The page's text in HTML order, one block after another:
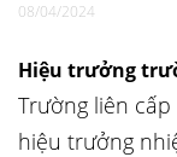
08/04/2024
Hiệu trưởng
Trường liên
hiệu trưởng